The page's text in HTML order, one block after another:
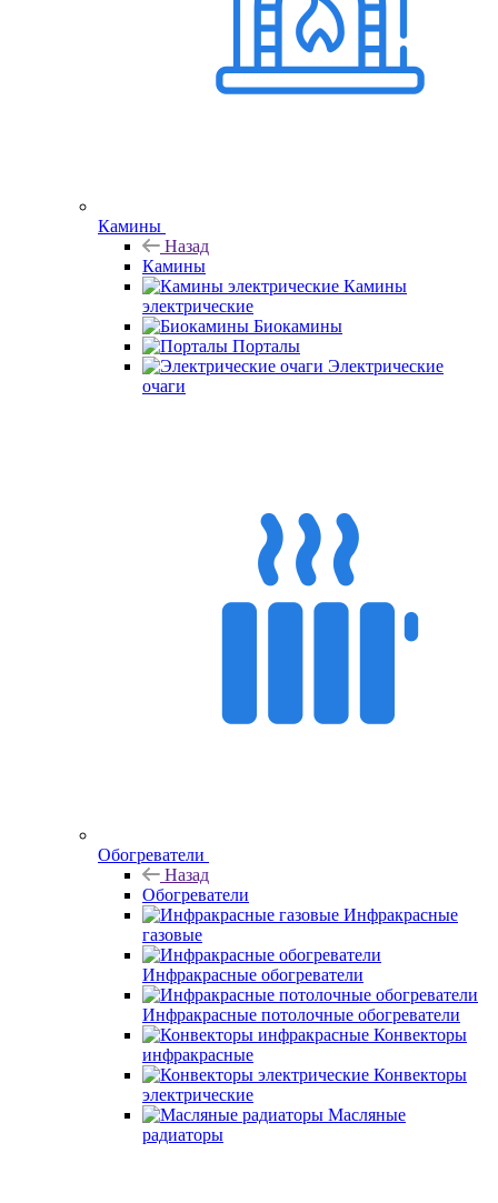
Камины
Назад
Камины
Камины
электрические
Биокамины
Порталы
Электрические
очаги
Обогреватели
Назад
Обогреватели
Инфракрасные
газовые
Инфракрасные обогреватели
Инфракрасные потолочные обогреватели
Конвекторы
инфракрасные
Конвекторы
электрические
Масляные
радиаторы